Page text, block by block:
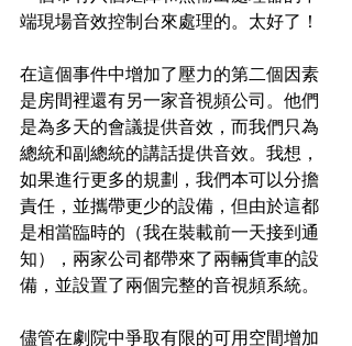
端現場音效控制台來處理的。太好了！
在這個事件中增加了壓力的第二個因素
是房間裡還有另一家音視頻公司。他們
是為多天的會議提供音效，而我們只為
總統和副總統的講話提供音效。我想，
如果進行更多的規劃，我們本可以分擔
責任，並攜帶更少的設備，但由於這都
是相當臨時的（我在裝載前一天接到通
知），兩家公司都帶來了兩輛貨車的設
備，並設置了兩個完整的音視頻系統。
儘管在劇院中爭取有限的可用空間增加